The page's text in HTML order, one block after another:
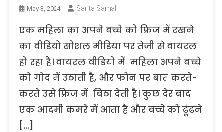
May 3, 2024 Sarita Samal
एक महिला का अपने बच्चे को फ्रिज में रखने
का वीडियो सोशल मीडिया पर तेजी से वायरल
हो रहा है। वायरल वीडियो में महिला अपने बच्चे
को गोद में उठाती है, और फोन पर बात करते-
करते उसे फ्रिज में बिठा देती है। कुछ देर बाद
एक आदमी कमरे में आता है और बच्चे को ढूंढने
[…]